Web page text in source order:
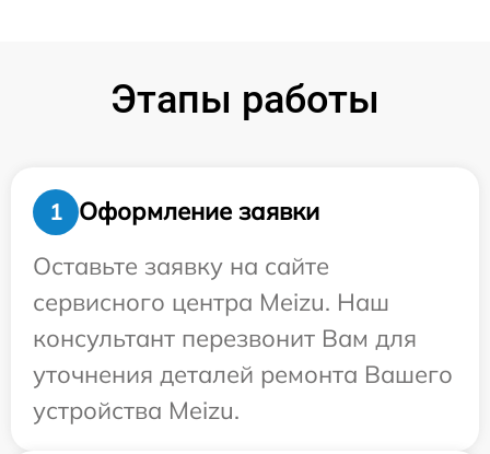
Этапы работы
1
Оформление заявки
Оставьте заявку на сайте
сервисного центра Meizu. Наш
консультант перезвонит Вам для
уточнения деталей ремонта Вашего
устройства Meizu.